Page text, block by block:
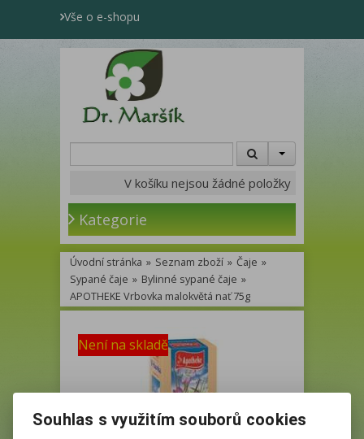
Vše o e-shopu
V košíku nejsou žádné položky
Kategorie
Úvodní stránka » Seznam zboží » Čaje »
Sypané čaje » Bylinné sypané čaje »
APOTHEKE Vrbovka malokvětá nať 75g
Není na skladě
Souhlas s využitím souborů cookies